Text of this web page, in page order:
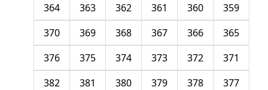
359
360
361
362
363
364
365
366
367
368
369
370
371
372
373
374
375
376
377
378
379
380
381
382